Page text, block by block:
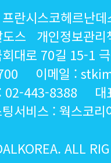
도스 개인정보관리
대로 70길 15-1
이메일 :
: 02-443-8388 대
서비스 : 웍스코리
ALL